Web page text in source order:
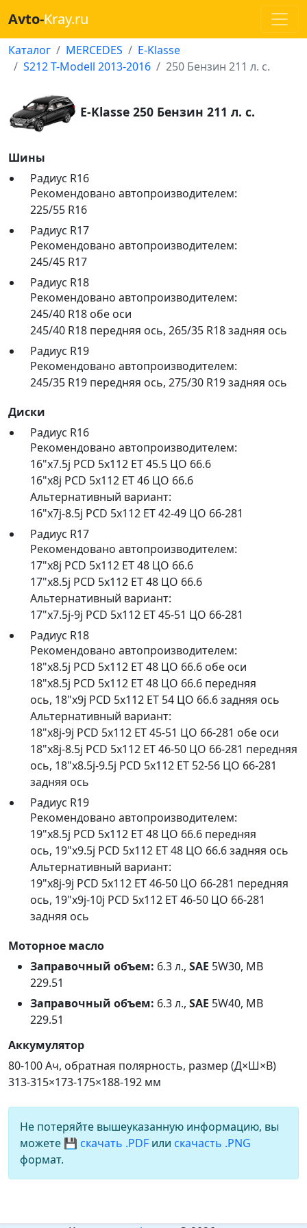
Avto-Kray.ru
Каталог MERCEDES
E-Klasse
S212 T-Modell 2013-2016
250 Бензин 211 л. с.
E-Klasse 250 Бензин 211 л. с.
Шины
Радиус R16
Рекомендовано автопроизводителем:
225/55 R16
Радиус R17
Рекомендовано автопроизводителем:
245/45 R17
Радиус R18
Рекомендовано автопроизводителем:
245/40 R18 обе оси
245/40 R18 передняя ось, 265/35 R18 задняя ось
Радиус R19
Рекомендовано автопроизводителем:
245/35 R19 передняя ось, 275/30 R19 задняя ось
Диски
Радиус R16
Рекомендовано автопроизводителем:
16"x7.5j PCD 5x112 ET 45.5 ЦО 66.6
16"x8j PCD 5x112 ET 46 ЦО 66.6
Альтернативный вариант:
16"x7j-8.5j PCD 5x112 ET 42-49 ЦО 66-281
Радиус R17
Рекомендовано автопроизводителем:
17"x8j PCD 5x112 ET 48 ЦО 66.6
17"x8.5j PCD 5x112 ET 48 ЦО 66.6
Альтернативный вариант:
17"x7.5j-9j PCD 5x112 ET 45-51 ЦО 66-281
Радиус R18
Рекомендовано автопроизводителем:
18"x8.5j PCD 5x112 ET 48 ЦО 66.6 обе оси
18"x8.5j PCD 5x112 ET 48 ЦО 66.6 передняя
ось, 18"x9j PCD 5x112 ET 54 ЦО 66.6 задняя ось
Альтернативный вариант:
18"x8j-9j PCD 5x112 ET 45-51 ЦО 66-281 обе оси
18"x8j-8.5j PCD 5x112 ET 46-50 ЦО 66-281 передняя
ось, 18"x8.5j-9.5j PCD 5x112 ET 52-56 ЦО 66-281
задняя ось
Радиус R19
Рекомендовано автопроизводителем:
19"x8.5j PCD 5x112 ET 48 ЦО 66.6 передняя
ось, 19"x9.5j PCD 5x112 ET 48 ЦО 66.6 задняя ось
Альтернативный вариант:
19"x8j-9j PCD 5x112 ET 46-50 ЦО 66-281 передняя
ось, 19"x9j-10j PCD 5x112 ET 46-50 ЦО 66-281
задняя ось
Моторное масло
Заправочный объем: 6.3 л., SAE 5W30, MB
229.51
Заправочный объем: 6.3 л., SAE 5W40, MB
229.51
Аккумулятор
80-100 Ач, обратная полярность, размер (Д×Ш×В)
313-315×173-175×188-192 мм
Не потеряйте вышеуказанную информацию, вы
можете 💾 скачать .PDF или скачасть .PNG
формат.